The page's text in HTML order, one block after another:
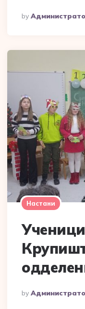
Posted
By
By
Настани
Posted
By
By